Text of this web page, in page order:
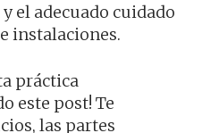
el adecuado cuidado
instalaciones.
práctica
este post! Te
las partes